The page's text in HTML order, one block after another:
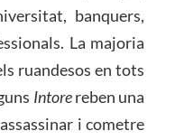
banquers,
La majoria
ruandesos en tots
Intorereben una
i cometre